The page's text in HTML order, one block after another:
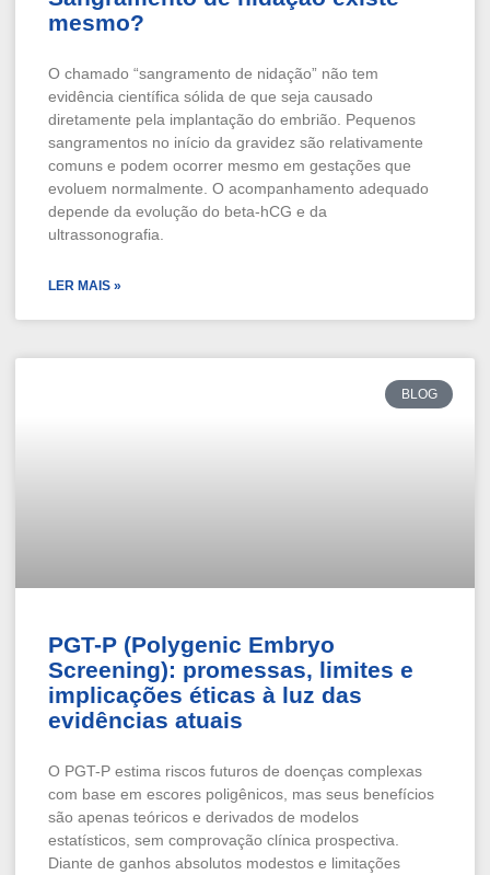
mesmo?
O chamado “sangramento de nidação” não tem
evidência científica sólida de que seja causado
diretamente pela implantação do embrião. Pequenos
sangramentos no início da gravidez são relativamente
comuns e podem ocorrer mesmo em gestações que
evoluem normalmente. O acompanhamento adequado
depende da evolução do beta-hCG e da
ultrassonografia.
LER MAIS »
BLOG
PGT-P (Polygenic Embryo
Screening): promessas, limites e
implicações éticas à luz das
evidências atuais
O PGT-P estima riscos futuros de doenças complexas
com base em escores poligênicos, mas seus benefícios
são apenas teóricos e derivados de modelos
estatísticos, sem comprovação clínica prospectiva.
Diante de ganhos absolutos modestos e limitações